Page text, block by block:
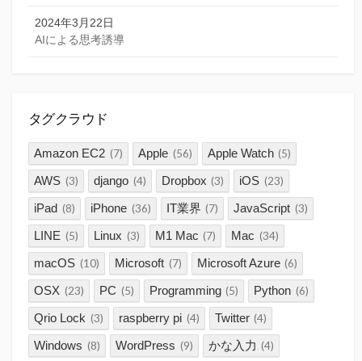
2024年3月22日
AIによる思考誘導
タグクラウド
Amazon EC2 (7) Apple (56) Apple Watch (5)
AWS (3) django (4) Dropbox (3) iOS (23)
iPad (8) iPhone (36) IT業界 (7) JavaScript (3)
LINE (5) Linux (3) M1 Mac (7) Mac (34)
macOS (10) Microsoft (7) Microsoft Azure (6)
OSX (23) PC (5) Programming (5) Python (6)
Qrio Lock (3) raspberry pi (4) Twitter (4)
Windows (8) WordPress (9) かな入力 (4)